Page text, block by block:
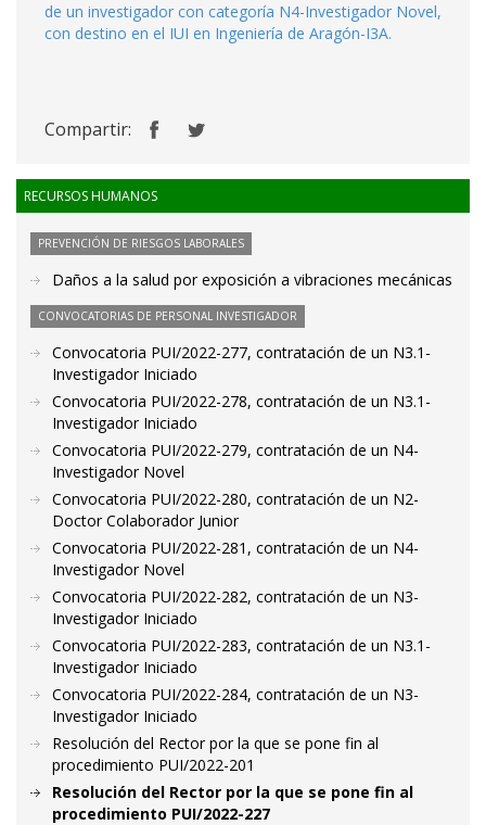
de un investigador con categoría N4-Investigador Novel,
con destino en el IUI en Ingeniería de Aragón-I3A.
Compartir:
RECURSOS HUMANOS
PREVENCIÓN DE RIESGOS LABORALES
Daños a la salud por exposición a vibraciones mecánicas
CONVOCATORIAS DE PERSONAL INVESTIGADOR
Convocatoria PUI/2022-277, contratación de un N3.1-
Investigador Iniciado
Convocatoria PUI/2022-278, contratación de un N3.1-
Investigador Iniciado
Convocatoria PUI/2022-279, contratación de un N4-
Investigador Novel
Convocatoria PUI/2022-280, contratación de un N2-
Doctor Colaborador Junior
Convocatoria PUI/2022-281, contratación de un N4-
Investigador Novel
Convocatoria PUI/2022-282, contratación de un N3-
Investigador Iniciado
Convocatoria PUI/2022-283, contratación de un N3.1-
Investigador Iniciado
Convocatoria PUI/2022-284, contratación de un N3-
Investigador Iniciado
Resolución del Rector por la que se pone fin al
procedimiento PUI/2022-201
Resolución del Rector por la que se pone fin al
procedimiento PUI/2022-227